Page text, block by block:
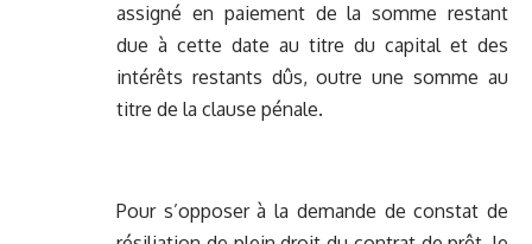
assigné en paiement de la somme restant
due à cette date au titre du capital et des
intérêts restants dûs, outre une somme au
titre de la clause pénale.
Pour s’opposer à la demande de constat de